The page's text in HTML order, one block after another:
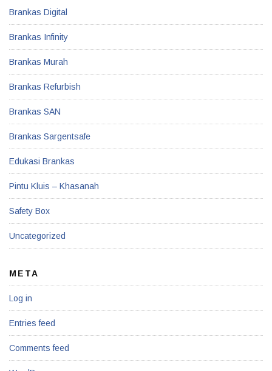
Brankas Digital
Brankas Infinity
Brankas Murah
Brankas Refurbish
Brankas SAN
Brankas Sargentsafe
Edukasi Brankas
Pintu Kluis – Khasanah
Safety Box
Uncategorized
META
Log in
Entries feed
Comments feed